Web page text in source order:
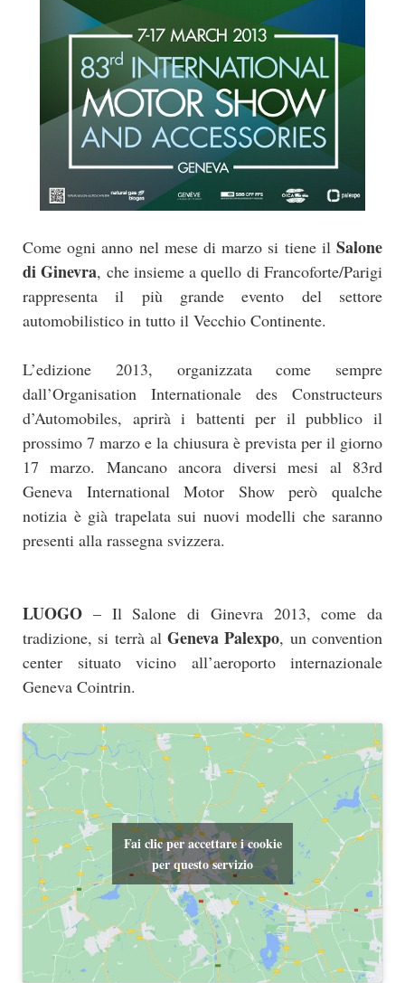
Come ogni anno nel mese di marzo si tiene il Salone
di Ginevra, che insieme a quello di Francoforte/Parigi
rappresenta il più grande evento del settore
automobilistico in tutto il Vecchio Continente.
L’edizione 2013, organizzata come sempre
dall’Organisation Internationale des Constructeurs
d’Automobiles, aprirà i battenti per il pubblico il
prossimo 7 marzo e la chiusura è prevista per il giorno
17 marzo. Mancano ancora diversi mesi al 83rd
Geneva International Motor Show però qualche
notizia è già trapelata sui nuovi modelli che saranno
presenti alla rassegna svizzera.
LUOGO – Il Salone di Ginevra 2013, come da
tradizione, si terrà alGeneva Palexpo, un convention
center situato vicino all’aeroporto internazionale
Geneva Cointrin.
Fai clic per accettare i cookie
per questo servizio